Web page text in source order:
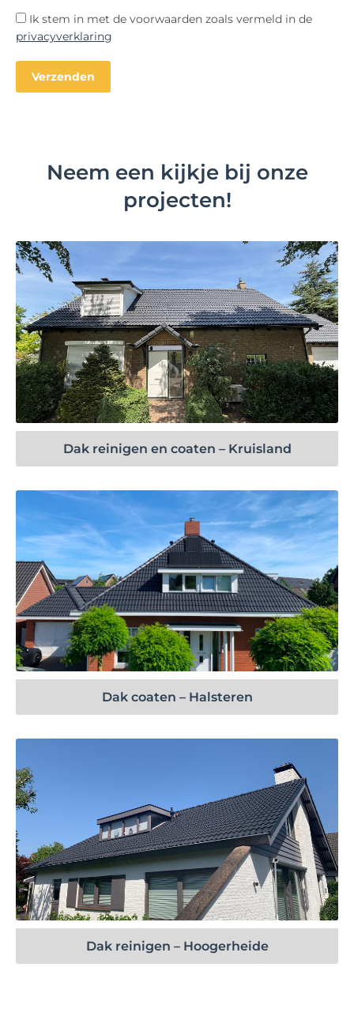
Ik stem in met de voorwaarden zoals vermeld in de
privacyverklaring
Neem een kijkje bij onze
projecten!
Bekijk project
Dak reinigen en coaten – Kruisland
Bekijk project
Dak coaten – Halsteren
Bekijk project
Dak reinigen – Hoogerheide